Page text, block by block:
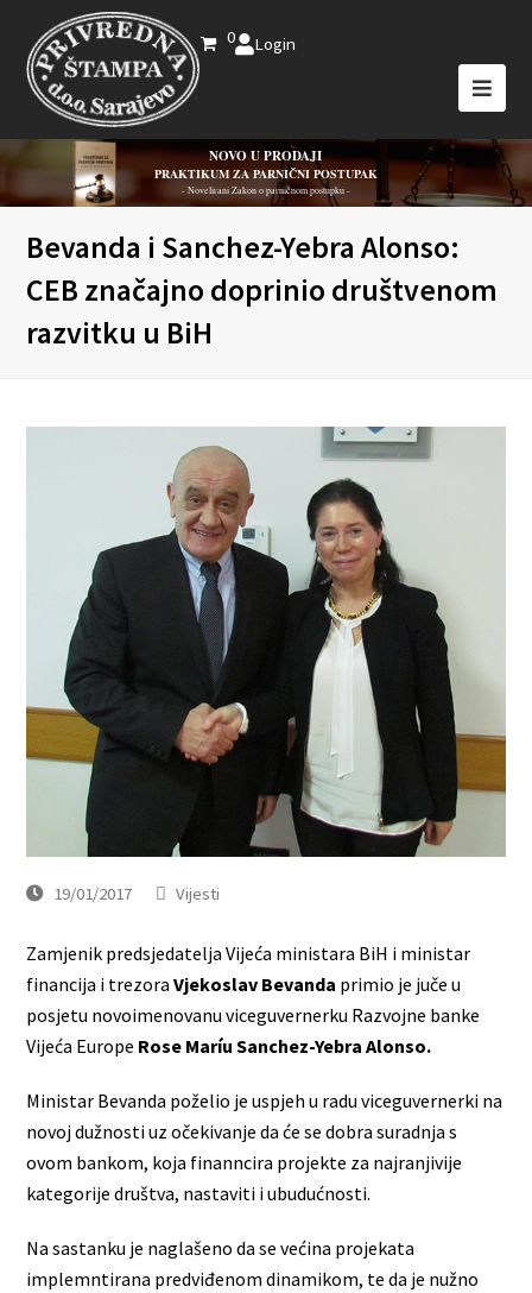
0 Login
NOVO U PRODAJI
PRAKTIKUM ZA PARNIČNI POSTUPAK
- Novelirani Zakon o parničnom postupku -
Bevanda i Sanchez-Yebra Alonso:
CEB značajno doprinio društvenom
razvitku u BiH
19/01/2017 Vijesti
Zamjenik predsjedatelja Vijeća ministara BiH i ministar
financija i trezoraVjekoslav Bevanda primio je juče u
posjetu novoimenovanu viceguvernerku Razvojne banke
Vijeća Europe Rose Maríu Sanchez-Yebra Alonso.
Ministar Bevanda poželio je uspjeh u radu viceguvernerki na
novoj dužnosti uz očekivanje da će se dobra suradnja s
ovom bankom, koja finanncira projekte za najranjivije
kategorije društva, nastaviti i ubudućnosti.
Na sastanku je naglašeno da se većina projekata
implemntirana predviđenom dinamikom, te da je nužno